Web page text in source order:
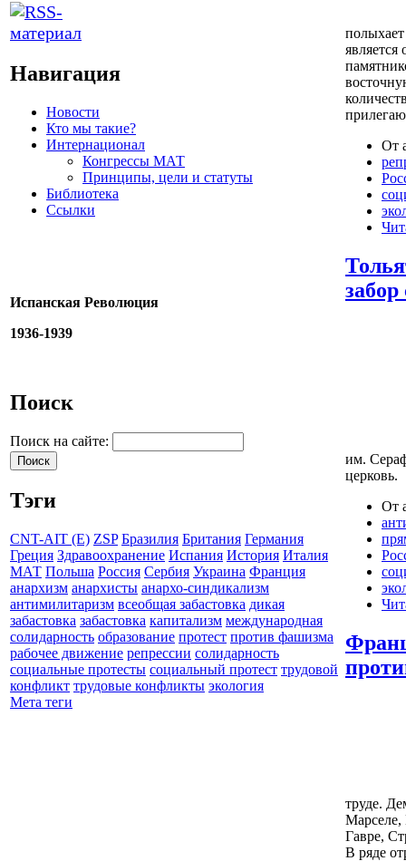
Навигация
Новости
Кто мы такие?
Интернационал
Конгрессы МАТ
Принципы, цели и статуты
Библиотека
Ссылки
Испанская Революция
1936-1939
Поиск
Поиск на сайте:
Тэги
CNT-AIT (E) ZSP Бразилия Британия Германия
Греция Здравоохранение Испания История Италия
МАТ Польша Россия Сербия Украина Франция
анархизм анархисты анархо-синдикализм
антимилитаризм всеобщая забастовка дикая
забастовка забастовка капитализм международная
солидарность образование протест против фашизма
рабочее движение репрессии солидарность
социальные протесты социальный протест трудовой
конфликт трудовые конфликты экология
Мета теги
является
От
им.
церковь.
От
труде.
Марселе,
Гавре,
В ряде